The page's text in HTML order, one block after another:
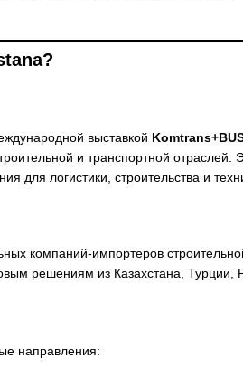
выставкой
и транспортной отраслей.
для логистики, строительства и
компаний-импортеров
решениям из Казахстана, Турции,
направления: